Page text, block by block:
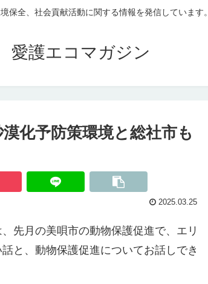
保全、社会貢献活動に関する情報を発信しています。
愛護エコマガジン
化予防策環境と総社市も
2025.03.25
先月の美唄市の動物保護促進で、エリ
と、動物保護促進についてお話しでき